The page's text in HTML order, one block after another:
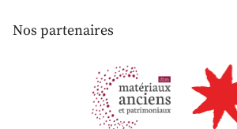
Nos partenaires